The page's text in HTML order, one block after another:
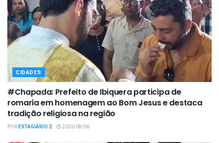
CIDADES
#Chapada: Prefeito de Ibiquera participa de
romaria em homenagem ao Bom Jesus e destaca
tradição religiosa na região
PORESTAGIÁRIO 2 2026/08/06